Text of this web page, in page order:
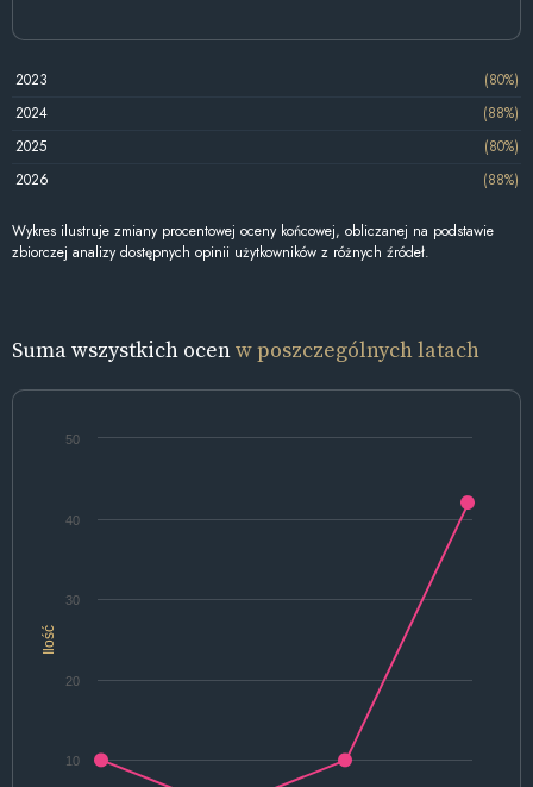
2023
(80%)
2024
(88%)
2025
(80%)
2026
(88%)
Wykres ilustruje zmiany procentowej oceny końcowej, obliczanej na podstawie
zbiorczej analizy dostępnych opinii użytkowników z różnych źródeł.
Suma wszystkich ocenw poszczególnych latach
Ilość
10
20
30
40
50